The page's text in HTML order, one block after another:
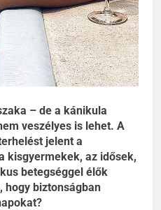
– de a kánikula
veszélyes is lehet. A
jelent a
kisgyermekek, az idősek,
betegséggel élők
hogy biztonságban